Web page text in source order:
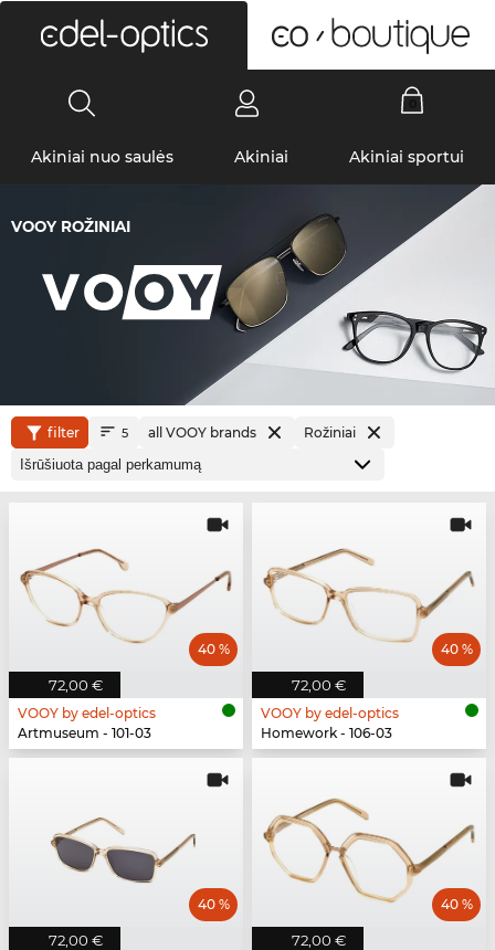
Akiniai nuo saulės Akiniai Akiniai sportui
VOOY ROŽINIAI
filter 5 all VOOY brands Rožiniai
72,00 €
40 %
VOOY by edel-optics
Artmuseum - 101-03
72,00 €
40 %
VOOY by edel-optics
Homework - 106-03
72,00 €
40 %
72,00 €
40 %